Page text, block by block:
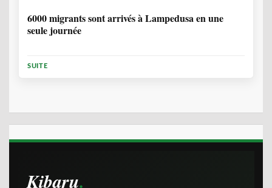
6000 migrants sont arrivés à Lampedusa en une
seule journée
SUITE
Kibaru